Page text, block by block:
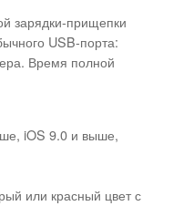
зарядки-прищепки
USB-порта:
Время полной
iOS 9.0 и выше,
или красный цвет с